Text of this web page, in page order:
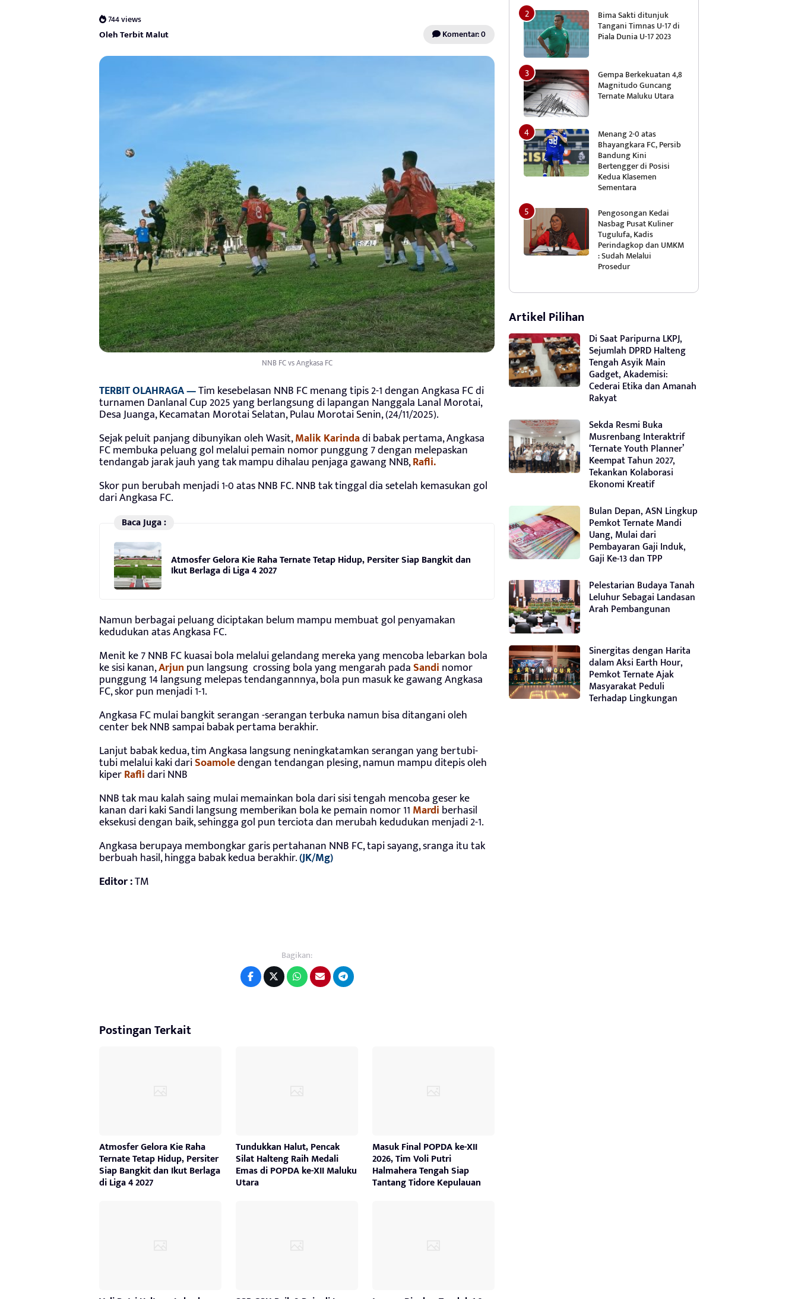
744 views
Oleh Terbit Malut Komentar: 0
NNB FC vs Angkasa FC
TERBIT OLAHRAGA —Tim kesebelasan NNB FC menang tipis 2-1 dengan Angkasa FC di
turnamen Danlanal Cup 2025 yang berlangsung di lapangan Nanggala Lanal Morotai,
Desa Juanga, Kecamatan Morotai Selatan, Pulau Morotai Senin, (24/11/2025).
Sejak peluit panjang dibunyikan oleh Wasit,Malik Karindadi babak pertama, Angkasa
FC membuka peluang gol melalui pemain nomor punggung 7 dengan melepaskan
tendangab jarak jauh yang tak mampu dihalau penjaga gawang NNB,Rafli.
Skor pun berubah menjadi 1-0 atas NNB FC. NNB tak tinggal dia setelah kemasukan gol
dari Angkasa FC.
Baca Juga :
Atmosfer Gelora Kie Raha Ternate Tetap Hidup, Persiter Siap Bangkit dan
Ikut Berlaga di Liga 4 2027
Namun berbagai peluang diciptakan belum mampu membuat gol penyamakan
kedudukan atas Angkasa FC.
Menit ke 7 NNB FC kuasai bola melalui gelandang mereka yang mencoba lebarkan bola
ke sisi kanan,Arjun pun langsung crossing bola yang mengarah padaSandi nomor
punggung 14 langsung melepas tendangannnya, bola pun masuk ke gawang Angkasa
FC, skor pun menjadi 1-1.
Angkasa FC mulai bangkit serangan -serangan terbuka namun bisa ditangani oleh
center bek NNB sampai babak pertama berakhir.
Lanjut babak kedua, tim Angkasa langsung neningkatamkan serangan yang bertubi-
tubi melalui kaki dariSoamoledengan tendangan plesing, namun mampu ditepis oleh
kiperRaflidari NNB
NNB tak mau kalah saing mulai memainkan bola dari sisi tengah mencoba geser ke
kanan dari kaki Sandi langsung memberikan bola ke pemain nomor 11 Mardi berhasil
eksekusi dengan baik, sehingga gol pun terciota dan merubah kedudukan menjadi 2-1.
Angkasa berupaya membongkar garis pertahanan NNB FC, tapi sayang, sranga itu tak
berbuah hasil, hingga babak kedua berakhir.(JK/Mg)
Editor :TM
Bagikan:
Postingan Terkait
Atmosfer Gelora Kie Raha
Ternate Tetap Hidup, Persiter
Siap Bangkit dan Ikut Berlaga
di Liga 4 2027
Tundukkan Halut, Pencak
Silat Halteng Raih Medali
Emas di POPDA ke-XII Maluku
Utara
Masuk Final POPDA ke-XII
2026, Tim Voli Putri
Halmahera Tengah Siap
Tantang Tidore Kepulauan
Bima Sakti ditunjuk
Tangani Timnas U-17 di
Piala Dunia U-17 2023
Gempa Berkekuatan 4,8
Magnitudo Guncang
Ternate Maluku Utara
Menang 2-0 atas
Bhayangkara FC, Persib
Bandung Kini
Bertengger di Posisi
Kedua Klasemen
Sementara
Pengosongan Kedai
Nasbag Pusat Kuliner
Tugulufa, Kadis
Perindagkop dan UMKM
: Sudah Melalui
Prosedur
Artikel Pilihan
Di Saat Paripurna LKPJ,
Sejumlah DPRD Halteng
Tengah Asyik Main
Gadget, Akademisi:
Cederai Etika dan Amanah
Rakyat
Sekda Resmi Buka
Musrenbang Interaktrif
‘Ternate Youth Planner’
Keempat Tahun 2027,
Tekankan Kolaborasi
Ekonomi Kreatif
Bulan Depan, ASN Lingkup
Pemkot Ternate Mandi
Uang, Mulai dari
Pembayaran Gaji Induk,
Gaji Ke-13 dan TPP
Pelestarian Budaya Tanah
Leluhur Sebagai Landasan
Arah Pembangunan
Sinergitas dengan Harita
dalam Aksi Earth Hour,
Pemkot Ternate Ajak
Masyarakat Peduli
Terhadap Lingkungan